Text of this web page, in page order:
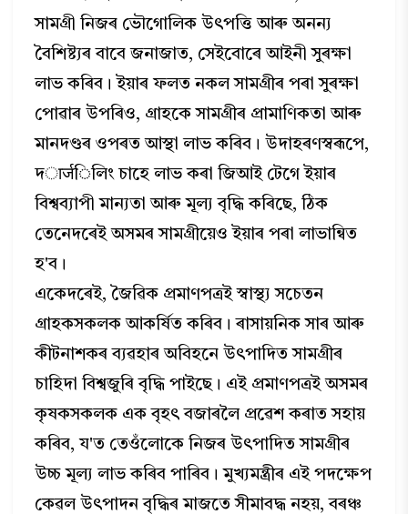
সামগ্ৰী নিজৰ ভৌগোলিক উৎপত্তি আৰু অনন্য
বৈশিষ্ট্যৰ বাবে জনাজাত, সেইবোৰে আইনী সুৰক্ষা
লাভ কৰিব। ইয়াৰ ফলত নকল সামগ্ৰীৰ পৰা সুৰক্ষা
পোৱাৰ উপৰিও, গ্ৰাহকে সামগ্ৰীৰ প্ৰামাণিকতা আৰু
মানদণ্ডৰ ওপৰত আস্থা লাভ কৰিব। উদাহৰণস্বৰূপে,
দार्जিলিং চাহে লাভ কৰা জিআই টেগে ইয়াৰ
বিশ্বব্যাপী মান্যতা আৰু মূল্য বৃদ্ধি কৰিছে, ঠিক
তেনেদৰেই অসমৰ সামগ্ৰীয়েও ইয়াৰ পৰা লাভান্বিত
হ'ব।
একেদৰেই, জৈৱিক প্ৰমাণপত্ৰই স্বাস্থ্য সচেতন
গ্ৰাহকসকলক আকৰ্ষিত কৰিব। ৰাসায়নিক সাৰ আৰু
কীটনাশকৰ ব্যৱহাৰ অবিহনে উৎপাদিত সামগ্ৰীৰ
চাহিদা বিশ্বজুৰি বৃদ্ধি পাইছে। এই প্ৰমাণপত্ৰই অসমৰ
কৃষকসকলক এক বৃহৎ বজাৰলৈ প্ৰৱেশ কৰাত সহায়
কৰিব, য'ত তেওঁলোকে নিজৰ উৎপাদিত সামগ্ৰীৰ
উচ্চ মূল্য লাভ কৰিব পাৰিব। মুখ্যমন্ত্ৰীৰ এই পদক্ষেপ
কেৱল উৎপাদন বৃদ্ধিৰ মাজতে সীমাবদ্ধ নহয়, বৰঞ্চ